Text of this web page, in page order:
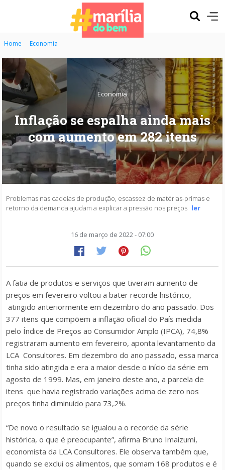
Home Economia
Economia
Inflação se espalha ainda mais
com aumento em 282 itens
Problemas nas cadeias de produção, escassez de matérias-primas e
retorno da demanda ajudam a explicar a pressão nos preços ler
16 de março de 2022 - 07:00
A fatia de produtos e serviços que tiveram aumento de
preços em fevereiro voltou a bater recorde histórico,
atingido anteriormente em dezembro do ano passado. Dos
377 itens que compõem a inflação oficial do País medida
pelo Índice de Preços ao Consumidor Amplo (IPCA), 74,8%
registraram aumento em fevereiro, aponta levantamento da
LCA Consultores. Em dezembro do ano passado, essa marca
tinha sido atingida e era a maior desde o início da série em
agosto de 1999. Mas, em janeiro deste ano, a parcela de
itens que havia registrado variações acima de zero nos
preços tinha diminuído para 73,2%.
“De novo o resultado se igualou a o recorde da série
histórica, o que é preocupante”, afirma Bruno Imaizumi,
economista da LCA Consultores. Ele observa também que,
quando se exclui os alimentos, que somam 168 produtos e é